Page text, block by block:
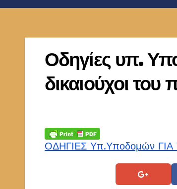
Οδηγίες υπ.
δικαιούχοι του
ΟΔΗΓΙΕΣ Υπ.Υποδομών